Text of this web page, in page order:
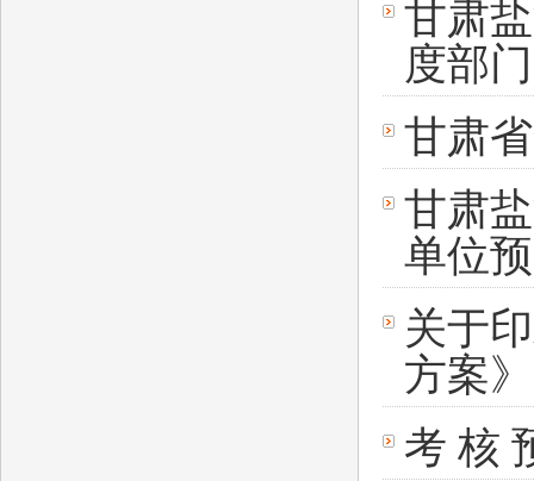
甘肃
度部
甘肃
甘肃
单位
关于
方案
考 核